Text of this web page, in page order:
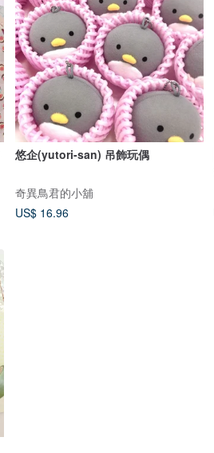
悠企(yutori-san) 吊飾玩偶
奇異鳥君的小舖
US$ 16.96